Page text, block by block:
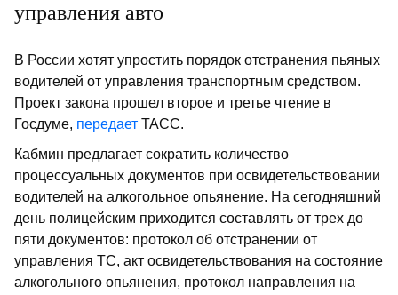
управления авто
В России хотят упростить порядок отстранения пьяных
водителей от управления транспортным средством.
Проект закона прошел второе и третье чтение в
Госдуме, передает ТАСС.
Кабмин предлагает сократить количество
процессуальных документов при освидетельствовании
водителей на алкогольное опьянение. На сегодняшний
день полицейским приходится составлять от трех до
пяти документов: протокол об отстранении от
управления ТС, акт освидетельствования на состояние
алкогольного опьянения, протокол направления на